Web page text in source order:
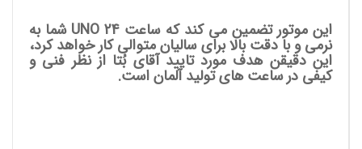
این موتور تضمین می کند که ساعت UNO 24 شما به
نرمی و با دقت بالا برای سالیان متوالی کار خواهد کرد،
این دقیقن هدف مورد تایید آقای بُتا از نظر فنی و
کیفی در ساعت های تولید آلمان است.